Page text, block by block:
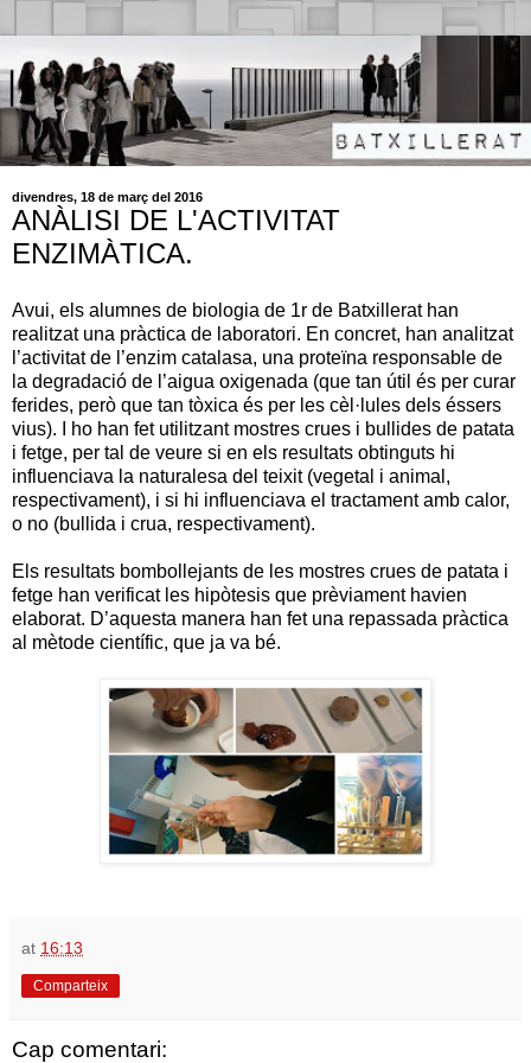
divendres, 18 de març del 2016
ANÀLISI DE L'ACTIVITAT
ENZIMÀTICA.
Avui, els alumnes de biologia de 1r de Batxillerat han
realitzat una pràctica de laboratori. En concret, han analitzat
l’activitat de l’enzim catalasa, una proteïna responsable de
la degradació de l’aigua oxigenada (que tan útil és per curar
ferides, però que tan tòxica és per les cèl·lules dels éssers
vius). I ho han fet utilitzant mostres crues i bullides de patata
i fetge, per tal de veure si en els resultats obtinguts hi
influenciava la naturalesa del teixit (vegetal i animal,
respectivament), i si hi influenciava el tractament amb calor,
o no (bullida i crua, respectivament).
Els resultats bombollejants de les mostres crues de patata i
fetge han verificat les hipòtesis que prèviament havien
elaborat. D’aquesta manera han fet una repassada pràctica
al mètode científic, que ja va bé.
at 16:13
Comparteix
Cap comentari: